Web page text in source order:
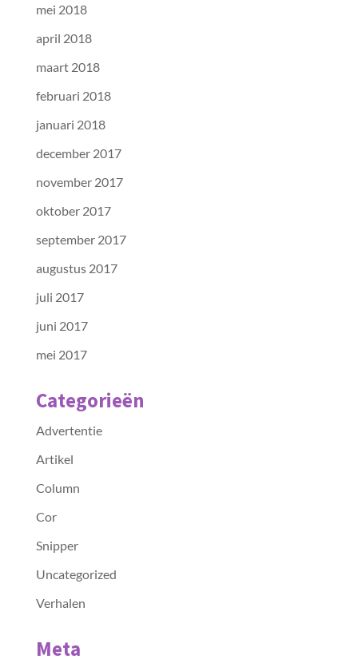
mei 2018
april 2018
maart 2018
februari 2018
januari 2018
december 2017
november 2017
oktober 2017
september 2017
augustus 2017
juli 2017
juni 2017
mei 2017
Categorieën
Advertentie
Artikel
Column
Cor
Snipper
Uncategorized
Verhalen
Meta